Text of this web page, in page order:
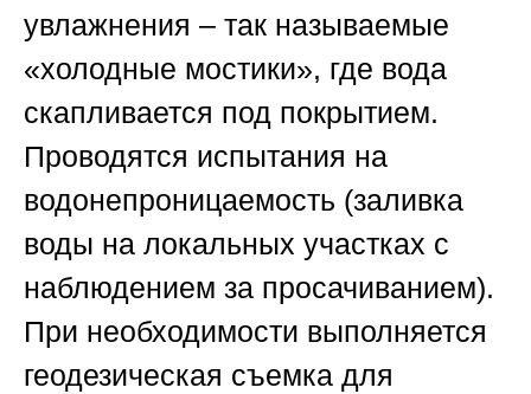
увлажнения – так называемые
«холодные мостики», где вода
скапливается под покрытием.
Проводятся испытания на
водонепроницаемость (заливка
воды на локальных участках с
наблюдением за просачиванием).
При необходимости выполняется
геодезическая съемка для